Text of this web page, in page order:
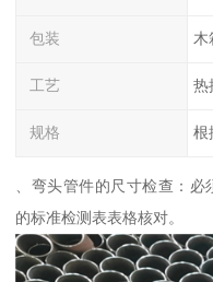
包装 木
工艺 热
规格 根
、弯头管件的尺寸检查：
的标准检测表表格核对。